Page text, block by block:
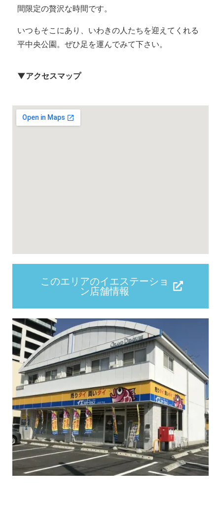
間限定の贅沢な時間です。
いつもそこにあり、いわきの人たちを迎えてくれる
平中央公園。ぜひ足を運んでみて下さい。
▼アクセスマップ
このエリアのイエステーショ
ン店舗情報